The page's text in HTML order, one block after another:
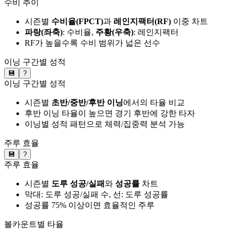
수비 추이
시즌별 수비율(FPCT)과 레인지팩터(RF) 이중 차트
파랑(좌축): 수비율, 주황(우축): 레인지팩터
RF가 높을수록 수비 범위가 넓은 선수
이닝 구간별 성적
💾 ?
이닝 구간별 성적
시즌별 초반/중반/후반 이닝에서의 타율 비교
후반 이닝 타율이 높으면 경기 후반에 강한 타자
이닝별 성적 패턴으로 체력/집중력 분석 가능
주루 효율
💾 ?
주루 효율
시즌별 도루 성공/실패와 성공률 차트
막대: 도루 성공/실패 수, 선: 도루 성공률
성공률 75% 이상이면 효율적인 주루
볼카운트별 타율